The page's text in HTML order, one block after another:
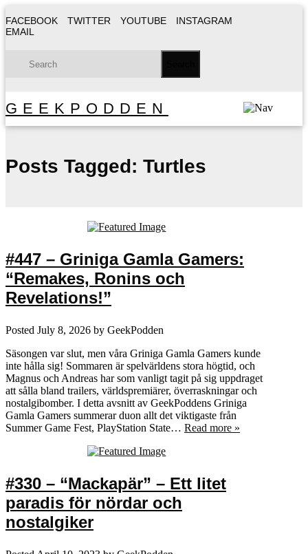
FACEBOOK TWITTER YOUTUBE
INSTAGRAM
EMAIL
GEEKPODDEN
Posts Tagged: Turtles
#447 – Griniga Gamla Gamers:
“Remakes, Ronins och
Revelations!”
Posted July 8, 2026 by GeekPodden
Säsongen var slut, men våra Griniga Gamla Gamers kunde
inte hålla sig! Sommaren är spelvärldens stora högtid, och
Magnus och Andreas har som vanligt tagit på sig uppdraget
att sålla bland trailers, världspremiärer, överraskningar och
nostalgibomber. I detta avsnitt av GeekPoddens Griniga
Gamla Gamers summerar duon allt det viktigaste från
Summer Game Fest, PlayStation State… Read more »
#330 – “Mackapär” – Ett litet
paradis för nördar och
nostalgiker